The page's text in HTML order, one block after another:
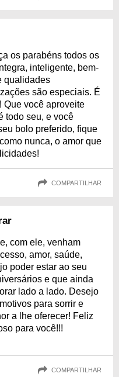
os parabéns todos os
inteligente, bem-
qualidades
são especiais. É
Que você aproveite
todo seu, e você
bolo preferido, fique
nunca, o amor que
COMPARTILHAR
com ele, venham
amor, saúde,
poder estar ao seu
e que ainda
lado a lado. Desejo
para sorrir e
a lhe oferecer! Feliz
para você!!!
COMPARTILHAR